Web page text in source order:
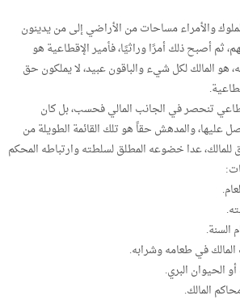
والأمراء مساحات من الأراضي إلى من يدينون
ثم أصبح ذلك أمرًا وراثيًا، فأمير الإقطاعية هو
هو المالك لكل شيء والباقون عبيد، لا يملكون حق
تنحصر في الجانب المالي فحسب، بل كان
والمدهش حقاً هو تلك القائمة الطويلة من
للمالك، عدا خضوعه المطلق لسلطته وارتباطه المحكم